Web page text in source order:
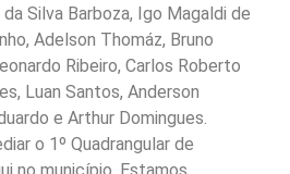
Silva Barboza, Igo Magaldi de
Adelson Thomáz, Bruno
Ribeiro, Carlos Roberto
Luan Santos, Anderson
e Arthur Domingues.
o 1º Quadrangular de